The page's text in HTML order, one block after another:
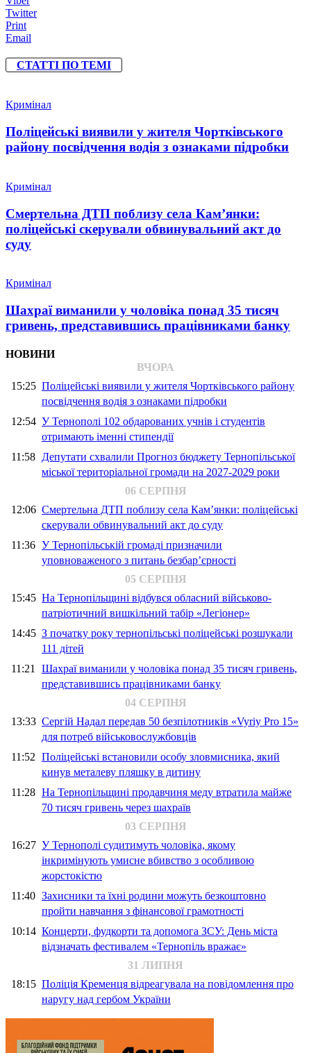
Twitter
Print
Email
СТАТТІ ПО ТЕМІ
Кримінал
Поліцейські виявили у жителя Чортківського
району посвідчення водія з ознаками підробки
Кримінал
Смертельна ДТП поблизу села Кам’янки:
поліцейські скерували обвинувальний акт до
суду
Кримінал
Шахраї виманили у чоловіка понад 35 тисяч
гривень, представившись працівниками банку
НОВИНИ
ВЧОРА
15:25 Поліцейські виявили у жителя Чортківського району
посвідчення водія з ознаками підробки
12:54 У Тернополі 102 обдарованих учнів і студентів
отримають іменні стипендії
11:58 Депутати схвалили Прогноз бюджету Тернопільської
міської територіальної громади на 2027-2029 роки
06 СЕРПНЯ
12:06 Смертельна ДТП поблизу села Кам’янки: поліцейські
скерували обвинувальний акт до суду
11:36 У Тернопільській громаді призначили
уповноваженого з питань безбар’єрності
05 СЕРПНЯ
15:45 На Тернопільщині відбувся обласний військово-
патріотичний вишкільний табір «Легіонер»
14:45 З початку року тернопільські поліцейські розшукали
111 дітей
11:21 Шахраї виманили у чоловіка понад 35 тисяч гривень,
представившись працівниками банку
04 СЕРПНЯ
13:33 Сергій Надал передав 50 безпілотників «Vyriy Pro 15»
для потреб військовослужбовців
11:52 Поліцейські встановили особу зловмисника, який
кинув металеву пляшку в дитину
11:28 На Тернопільщині продавчиня меду втратила майже
70 тисяч гривень через шахраїв
03 СЕРПНЯ
16:27 У Тернополі судитимуть чоловіка, якому
інкримінують умисне вбивство з особливою
жорстокістю
11:40 Захисники та їхні родини можуть безкоштовно
пройти навчання з фінансової грамотності
10:14 Концерти, фудкорти та допомога ЗСУ: День міста
відзначать фестивалем «Тернопіль вражає»
31 ЛИПНЯ
18:15 Поліція Кременця відреагувала на повідомлення про
наругу над гербом України